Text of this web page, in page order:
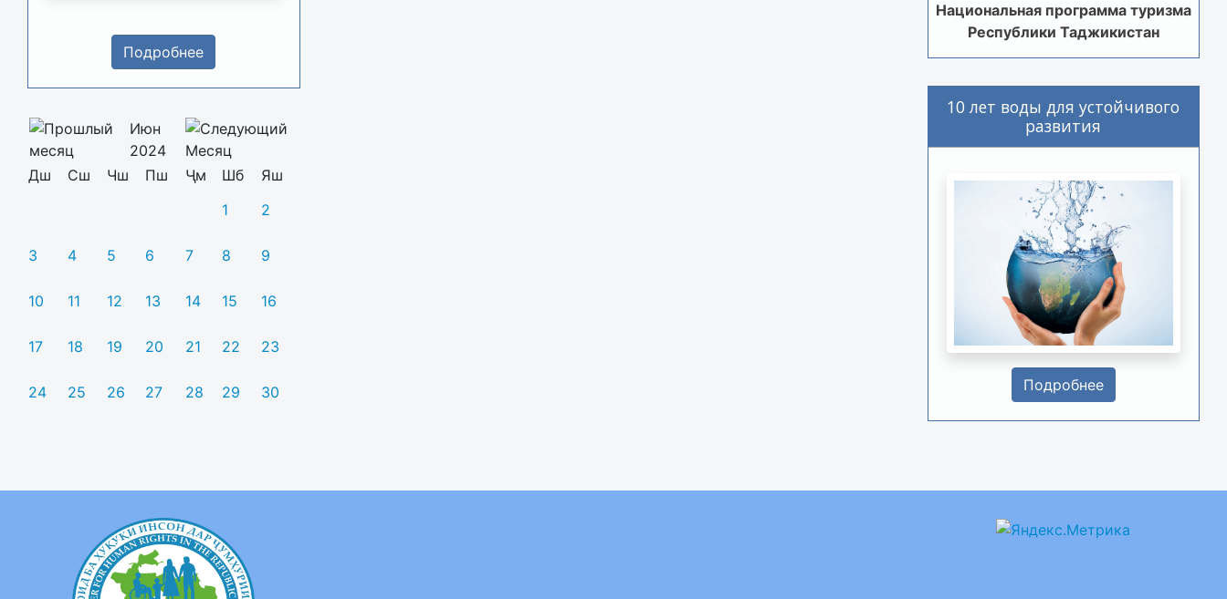
Подробнее
Июн
2024
Дш
Сш Чш Пш Ҷм Шб
Яш
1
2
3 4 5 6 7 8 9
10 11 12 13 14 15 16
17 18 19 20 21 22 23
24 25 26 27 28 29 30
Национальная программа туризма
Республики Таджикистан
10 лет воды для устойчивого
развития
Подробнее